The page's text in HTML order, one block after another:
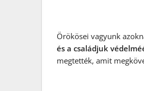
Örökösei vagyunk
és a családjuk
megtették, amit